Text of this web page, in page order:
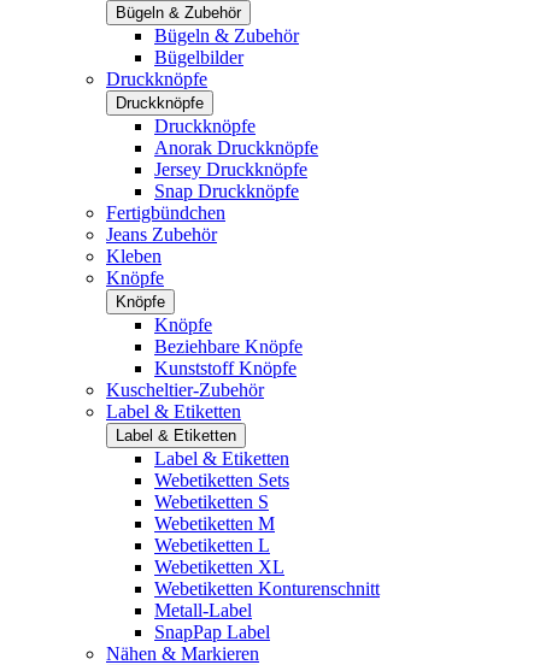
Bügeln & Zubehör
Bügeln & Zubehör
Bügelbilder
Druckknöpfe
Druckknöpfe
Druckknöpfe
Anorak Druckknöpfe
Jersey Druckknöpfe
Snap Druckknöpfe
Fertigbündchen
Jeans Zubehör
Kleben
Knöpfe
Knöpfe
Knöpfe
Beziehbare Knöpfe
Kunststoff Knöpfe
Kuscheltier-Zubehör
Label & Etiketten
Label & Etiketten
Label & Etiketten
Webetiketten Sets
Webetiketten S
Webetiketten M
Webetiketten L
Webetiketten XL
Webetiketten Konturenschnitt
Metall-Label
SnapPap Label
Nähen & Markieren